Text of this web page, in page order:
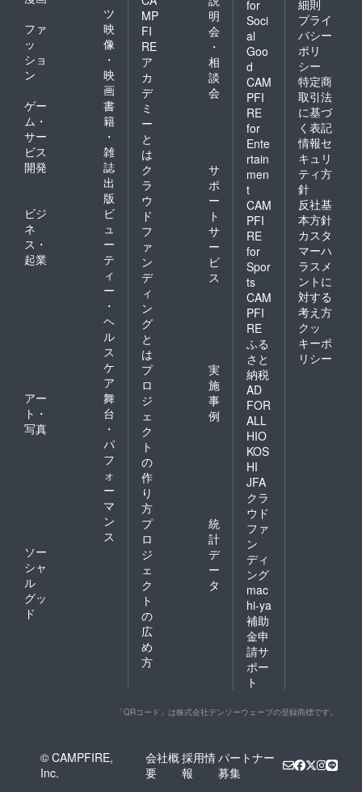
ツ
ファ
ッ
ショ
ン
映
像
・
映
画
ゲー
ム・
サー
ビス
開発
書
籍
・
雑
誌
出
版
ビジ
ネ
ス・
起業
ビ
ュ
ー
テ
ィ
ー
・
ヘ
ル
ス
ケ
ア
アー
ト・
写真
舞
台
・
パ
フ
ォ
ー
マ
ン
ス
ソー
シャ
ル
グッ
ド
MP
FI
RE
ア
カ
デ
ミ
ー
と
は
明
会
・
相
談
会
ク
ラ
ウ
ド
フ
ァ
ン
デ
ィ
ン
グ
と
は
サ
ポ
ー
ト
サ
ー
ビ
ス
プ
ロ
ジ
ェ
ク
ト
の
作
り
方
実
施
事
例
プ
ロ
ジ
ェ
ク
ト
の
広
め
方
統
計
デ
ー
タ
for
Soci
al
Goo
d
CAM
PFI
RE
for
Ente
rtain
men
t
CAM
PFI
RE
for
Spor
ts
CAM
PFI
RE
ふる
さと
納税
AD
FOR
ALL
HIO
KOS
HI
JFA
クラ
ウド
ファ
ン
ディ
ング
mac
hi-ya
補助
金申
請サ
ポー
ト
細則
プライ
バシー
ポリ
シー
特定商
取引法
に基づ
く表記
情報セ
キュリ
ティ方
針
反社基
本方針
カスタ
マーハ
ラスメ
ントに
対する
考え方
クッ
キーポ
リシー
「QRコード」は株式会社デンソーウェーブの登録商標です。
© CAMPFIRE,
Inc.
会社概
要
採用情
報
パートナー
募集